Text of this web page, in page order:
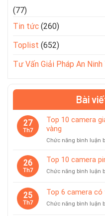
(77)
Tin tức (260)
Toplist (652)
Tư Vấn Giải Pháp An
Bài
27
Th7
Top 10 camera
vàng
Chức năng bình luận
26
Th7
Top 10 camera
Chức năng bình luận
25
Th7
Top 6 camera
Chức năng bình luận